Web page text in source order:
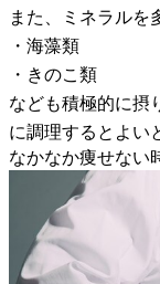
また、ミネラルを
・海藻類
・きのこ類
なども積極的に摂
に調理するとよい
なかなか痩せない